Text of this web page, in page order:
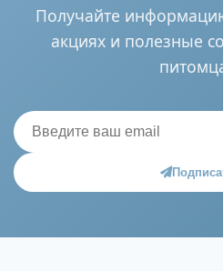
Получайте
акциях и полезные